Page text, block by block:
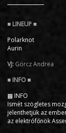
Polarknot
Aurin
VJ: Görcz Andrea
▩ INFO
Ismét szögletes
jelenthetjük az
az elektrófőnök